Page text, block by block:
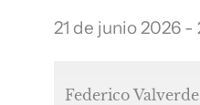
21 de junio 2026 -
Federico Valverde